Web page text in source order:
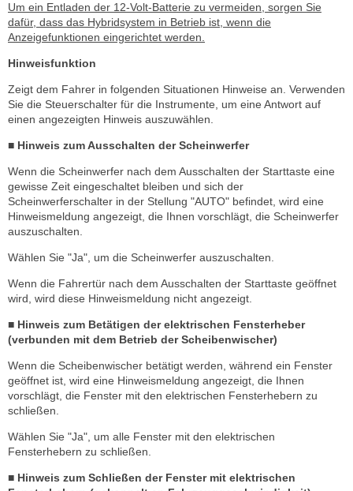
Um ein Entladen der 12-Volt-Batterie zu vermeiden, sorgen Sie
dafür, dass das Hybridsystem in Betrieb ist, wenn die
Anzeigefunktionen eingerichtet werden.
Hinweisfunktion
Zeigt dem Fahrer in folgenden Situationen Hinweise an. Verwenden
Sie die Steuerschalter für die Instrumente, um eine Antwort auf
einen angezeigten Hinweis auszuwählen.
■ Hinweis zum Ausschalten der Scheinwerfer
Wenn die Scheinwerfer nach dem Ausschalten der Starttaste eine
gewisse Zeit eingeschaltet bleiben und sich der
Scheinwerferschalter in der Stellung "AUTO" befindet, wird eine
Hinweismeldung angezeigt, die Ihnen vorschlägt, die Scheinwerfer
auszuschalten.
Wählen Sie "Ja", um die Scheinwerfer auszuschalten.
Wenn die Fahrertür nach dem Ausschalten der Starttaste geöffnet
wird, wird diese Hinweismeldung nicht angezeigt.
■ Hinweis zum Betätigen der elektrischen Fensterheber
(verbunden mit dem Betrieb der Scheibenwischer)
Wenn die Scheibenwischer betätigt werden, während ein Fenster
geöffnet ist, wird eine Hinweismeldung angezeigt, die Ihnen
vorschlägt, die Fenster mit den elektrischen Fensterhebern zu
schließen.
Wählen Sie "Ja", um alle Fenster mit den elektrischen
Fensterhebern zu schließen.
■ Hinweis zum Schließen der Fenster mit elektrischen